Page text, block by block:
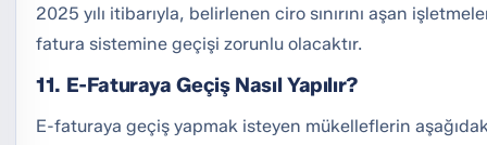
2025 yılı itibarıyla, belirlenen ciro sınırını aşan
fatura sistemine geçişi zorunlu olacaktır.
11. E-Faturaya Geçiş Nasıl Yapılır?
E-faturaya geçiş yapmak isteyen mükelleflerin